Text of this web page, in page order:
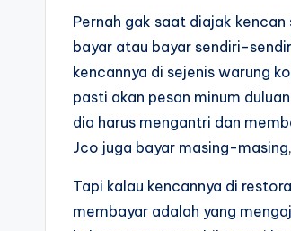
Pernah gak saat diajak
bayar atau bayar sendiri-
kencannya di sejenis warung
pasti akan pesan minum
dia harus mengantri dan
Jco juga bayar masing-
Tapi kalau kencannya di
membayar adalah yang